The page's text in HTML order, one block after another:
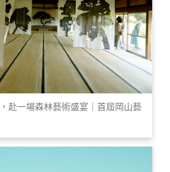
赴一場森林藝術盛宴｜首屆岡山藝